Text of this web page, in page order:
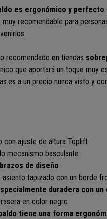
es ergonómico y
, muy recomendable para
recomendado en tiendas
que aportará un toque muy
a un precio nunca visto y
con ajuste de altura Toplift
mecanismo basculante
de diseño
asiento tapizado con un borde
duradera con
en color negro
tiene una forma